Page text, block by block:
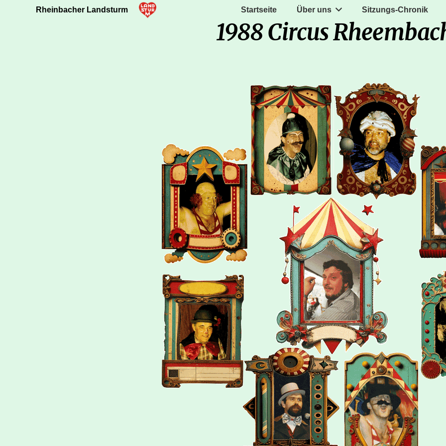
Rheinbacher Landsturm Startseite Über uns Sitzungs-Chronik
1988 Circus